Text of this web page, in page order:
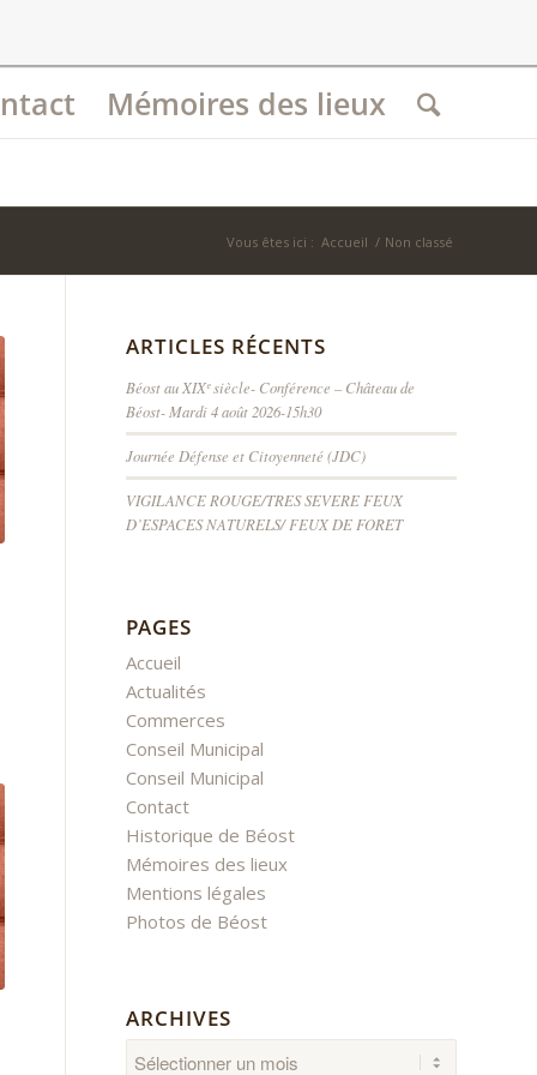
Mémoires des lieux
Vous êtes ici : Accueil / Non classé
ARTICLES RÉCENTS
Béost au XIXᵉ siècle- Conférence – Château de
Béost- Mardi 4 août 2026-15h30
Journée Défense et Citoyenneté (JDC)
VIGILANCE ROUGE/TRES SEVERE FEUX
D’ESPACES NATURELS/ FEUX DE FORET
PAGES
Accueil
Actualités
Commerces
Conseil Municipal
Conseil Municipal
Contact
Historique de Béost
Mémoires des lieux
Mentions légales
Photos de Béost
ARCHIVES